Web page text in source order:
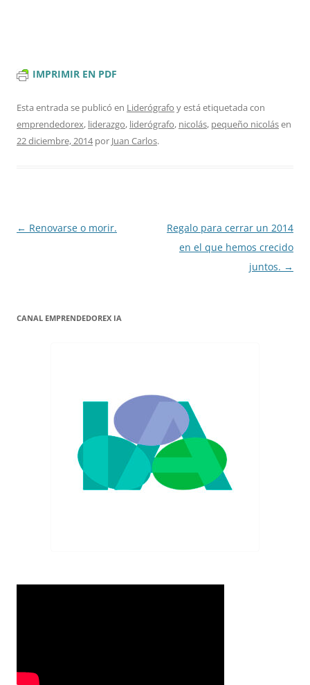
IMPRIMIR EN PDF
Esta entrada se publicó en Liderógrafo y está etiquetada con
emprendedorex, liderazgo, liderógrafo, nicolás, pequeño nicolásen
22 diciembre, 2014por Juan Carlos.
Navegación
← Renovarse o morir.
Regalo para cerrar un 2014
en el que hemos crecido
juntos. →
CANAL EMPRENDEDOREX IA